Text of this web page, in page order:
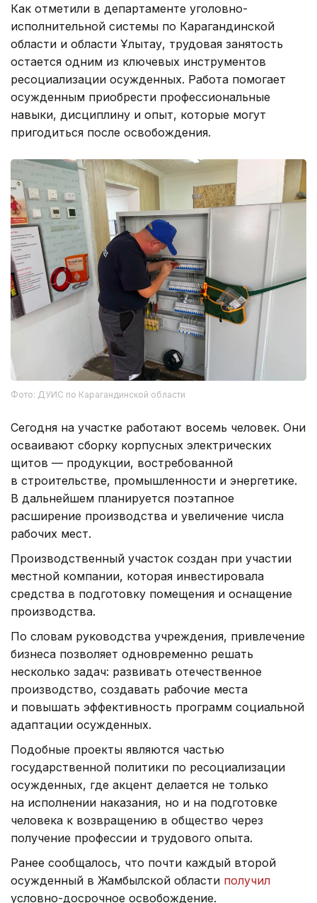
Как отметили в департаменте уголовно-
исполнительной системы по Карагандинской
области и области Ұлытау, трудовая занятость
остается одним из ключевых инструментов
ресоциализации осужденных. Работа помогает
осужденным приобрести профессиональные
навыки, дисциплину и опыт, которые могут
пригодиться после освобождения.
Фото: ДУИС по Карагандинской области
Сегодня на участке работают восемь человек. Они
осваивают сборку корпусных электрических
щитов — продукции, востребованной
в строительстве, промышленности и энергетике.
В дальнейшем планируется поэтапное
расширение производства и увеличение числа
рабочих мест.
Производственный участок создан при участии
местной компании, которая инвестировала
средства в подготовку помещения и оснащение
производства.
По словам руководства учреждения, привлечение
бизнеса позволяет одновременно решать
несколько задач: развивать отечественное
производство, создавать рабочие места
и повышать эффективность программ социальной
адаптации осужденных.
Подобные проекты являются частью
государственной политики по ресоциализации
осужденных, где акцент делается не только
на исполнении наказания, но и на подготовке
человека к возвращению в общество через
получение профессии и трудового опыта.
Ранее сообщалось, что почти каждый второй
осужденный в Жамбылской области получил
условно-досрочное освобождение.